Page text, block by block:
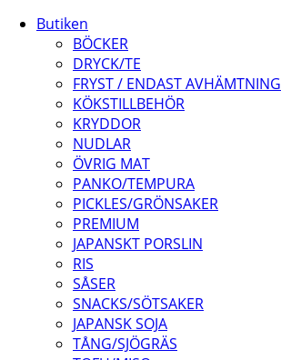
Butiken
BÖCKER
DRYCK/TE
FRYST / ENDAST AVHÄMTNING
KÖKSTILLBEHÖR
KRYDDOR
NUDLAR
ÖVRIG MAT
PANKO/TEMPURA
PICKLES/GRÖNSAKER
PREMIUM
JAPANSKT PORSLIN
RIS
SÅSER
SNACKS/SÖTSAKER
JAPANSK SOJA
TÅNG/SJÖGRÄS